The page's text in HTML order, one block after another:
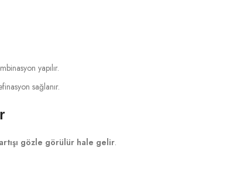
yapılır.
sağlanır.
gözle görülür hale gelir.